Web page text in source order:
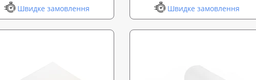
Швидке замовлення
Швидке замовлення